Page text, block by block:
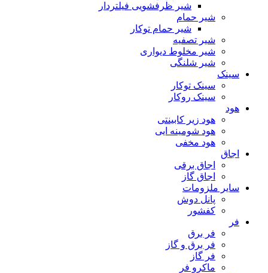
شیر ظرفشویی فیلتردار
شیر حمام
شیر حمام توکار
شیر تصفیه
شیر مخلوط دیواری
شیر شلنگی
سینک
سینک توکار
سینک روکار
هود
هود زیر كابینتی
هود شومینه ایی
هود مخفى
اجاق
اجاق برقى
اجاق گاز
سایر ملزومات
پانل دوش
کفشور
فر
فر برق
فر برق و گاز
فر گاز
ماكرو فر